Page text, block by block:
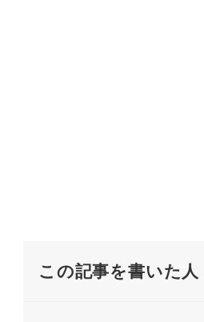
この記事を書いた人